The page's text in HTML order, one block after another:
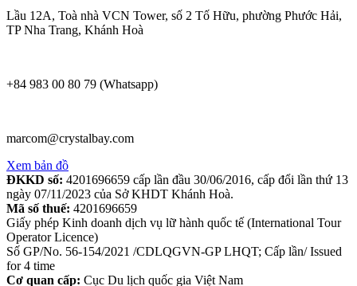
Lầu 12A, Toà nhà VCN Tower, số 2 Tố Hữu, phường Phước Hải,
TP Nha Trang, Khánh Hoà
+84 983 00 80 79 (Whatsapp)
marcom@crystalbay.com
Xem bản đồ
ĐKKD số: 4201696659 cấp lần đầu 30/06/2016, cấp đổi lần thứ 13
ngày 07/11/2023 của Sở KHDT Khánh Hoà.
Mã số thuế: 4201696659
Giấy phép Kinh doanh dịch vụ lữ hành quốc tế (International Tour
Operator Licence)
Số GP/No. 56-154/2021 /CDLQGVN-GP LHQT; Cấp lần/ Issued
for 4 time
Cơ quan cấp: Cục Du lịch quốc gia Việt Nam